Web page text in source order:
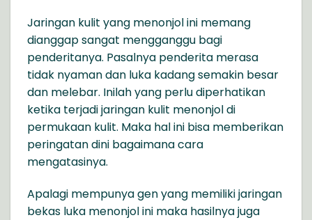
Jaringan kulit yang menonjol ini memang
dianggap sangat mengganggu bagi
penderitanya. Pasalnya penderita merasa
tidak nyaman dan luka kadang semakin besar
dan melebar. Inilah yang perlu diperhatikan
ketika terjadi jaringan kulit menonjol di
permukaan kulit. Maka hal ini bisa memberikan
peringatan dini bagaimana cara
mengatasinya.
Apalagi mempunya gen yang memiliki jaringan
bekas luka menonjol ini maka hasilnya juga